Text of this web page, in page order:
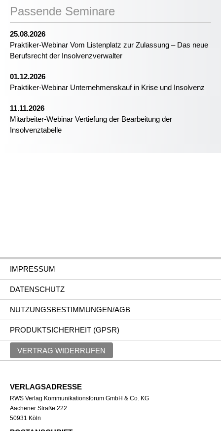
Passende Seminare
25.08.2026
Praktiker-Webinar Vom Listenplatz zur Zulassung – Das neue
Berufsrecht der Insolvenzverwalter
01.12.2026
Praktiker-Webinar Unternehmenskauf in Krise und Insolvenz
11.11.2026
Mitarbeiter-Webinar Vertiefung der Bearbeitung der
Insolvenztabelle
IMPRESSUM
DATENSCHUTZ
NUTZUNGSBESTIMMUNGEN/AGB
PRODUKTSICHERHEIT (GPSR)
VERTRAG WIDERRUFEN
VERLAGSADRESSE
RWS Verlag Kommunikationsforum GmbH & Co. KG
Aachener Straße 222
50931 Köln